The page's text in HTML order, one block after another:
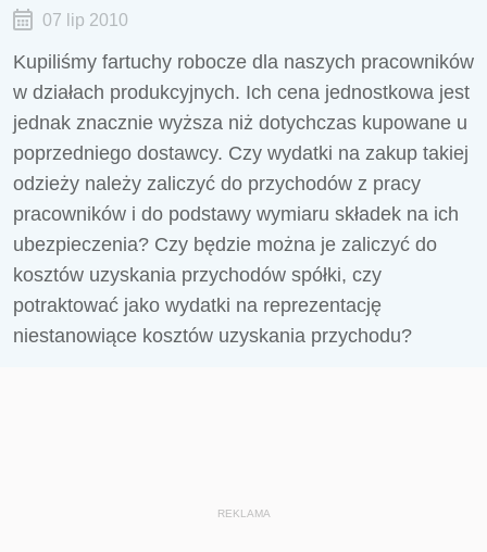
07 lip 2010
Kupiliśmy fartuchy robocze dla naszych pracowników
w działach produkcyjnych. Ich cena jednostkowa jest
jednak znacznie wyższa niż dotychczas kupowane u
poprzedniego dostawcy. Czy wydatki na zakup takiej
odzieży należy zaliczyć do przychodów z pracy
pracowników i do podstawy wymiaru składek na ich
ubezpieczenia? Czy będzie można je zaliczyć do
kosztów uzyskania przychodów spółki, czy
potraktować jako wydatki na reprezentację
niestanowiące kosztów uzyskania przychodu?
REKLAMA